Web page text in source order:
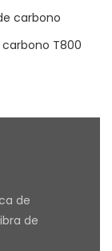
carbono
T800
de
de